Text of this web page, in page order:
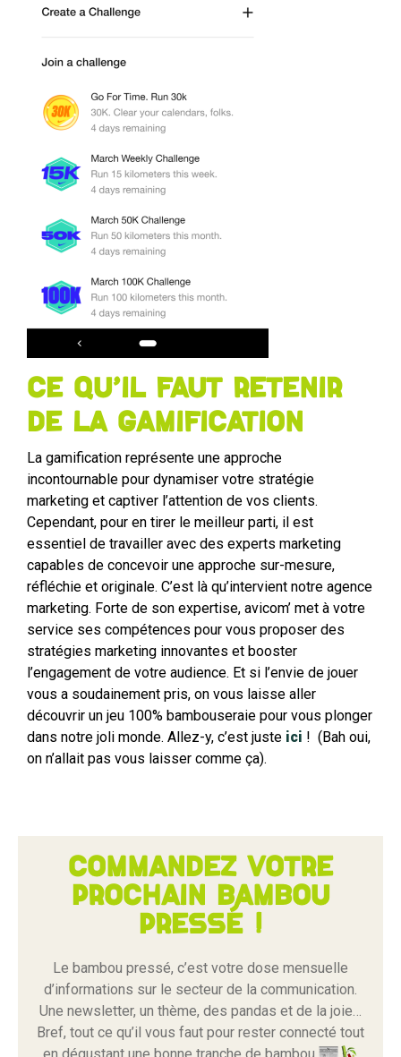
Ce qu’il faut retenir
de la Gamification
La gamification représente une approche
incontournable pour dynamiser votre stratégie
marketing et captiver l’attention de vos clients.
Cependant, pour en tirer le meilleur parti, il est
essentiel de travailler avec des experts marketing
capables de concevoir une approche sur-mesure,
réfléchie et originale. C’est là qu’intervient notre agence
marketing. Forte de son expertise, avicom’ met à votre
service ses compétences pour vous proposer des
stratégies marketing innovantes et booster
l’engagement de votre audience. Et si l’envie de jouer
vous a soudainement pris, on vous laisse aller
découvrir un jeu 100% bambouseraie pour vous plonger
dans notre joli monde. Allez-y, c’est juste ici ! (Bah oui,
on n’allait pas vous laisser comme ça).
Commandez votre
prochain bambou
pressé !
Le bambou pressé, c’est votre dose mensuelle
d’informations sur le secteur de la communication.
Une newsletter, un thème, des pandas et de la joie…
Bref, tout ce qu’il vous faut pour rester connecté tout